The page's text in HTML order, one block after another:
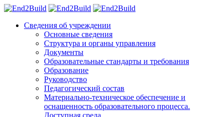
Сведения об учреждении
Основные сведения
Структура и органы управления
Документы
Образовательные стандарты и требования
Образование
Руководство
Педагогический состав
Материально-техническое обеспечение и
оснащенность образовательного процесса.
Доступная среда